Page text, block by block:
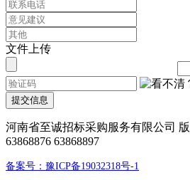
文件上传
提交信息
河南省至诚招标采购服务有限公司 版
63868876 63868897
备案号：豫ICP备19032318号-1